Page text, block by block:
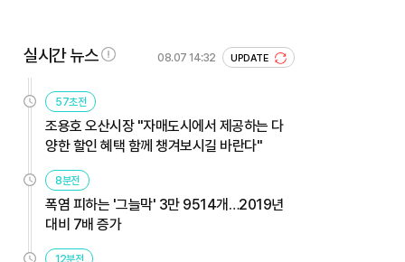
실시간 뉴스 08.07 14:32 UPDATE
57초전
조용호 오산시장 "자매도시에서 제공하는 다
양한 할인 혜택 함께 챙겨보시길 바란다"
8분전
폭염 피하는 '그늘막' 3만 9514개…2019년
대비 7배 증가
12분전